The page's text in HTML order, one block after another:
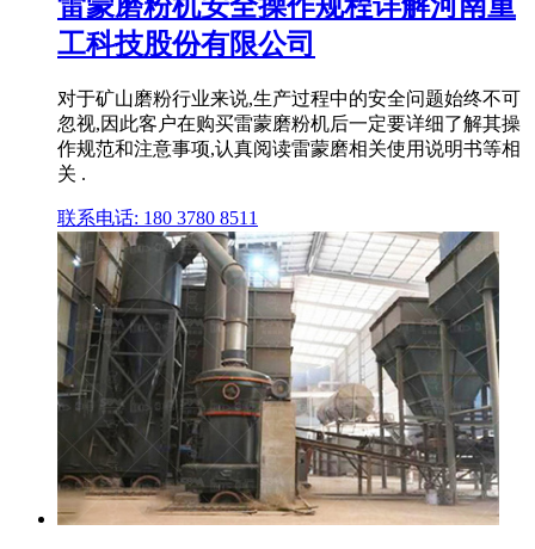
工科技股份有限公司
对于矿山磨粉行业来说,生产过程中的安全问题始终不可
忽视,因此客户在购买雷蒙磨粉机后一定要详细了解其操
作规范和注意事项,认真阅读雷蒙磨相关使用说明书等相
关 .
联系电话: 180 3780 8511